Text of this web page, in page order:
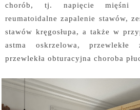
chorób, tj. napięcie mięśni
reumatoidalne zapalenie stawów,
stawów kręgosłupa, a także w
astma oskrzelowa,
przewlekła obturacyjna choroba